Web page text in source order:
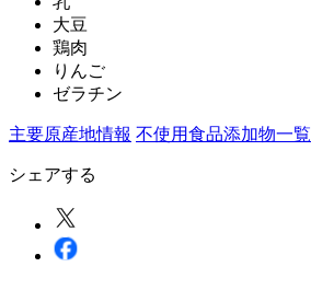
大豆
鶏肉
りんご
ゼラチン
主要原産地情報 不使用食品添加物一覧
シェアする